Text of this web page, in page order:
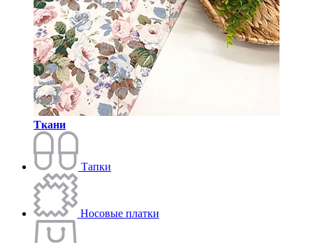
Ткани
Тапки
Носовые платки